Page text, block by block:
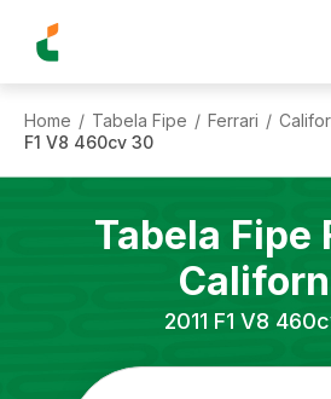
Home / Tabela Fipe / Ferrari /
F1 V8 460cv 30
Tabela Fipe
2011 F1 V8